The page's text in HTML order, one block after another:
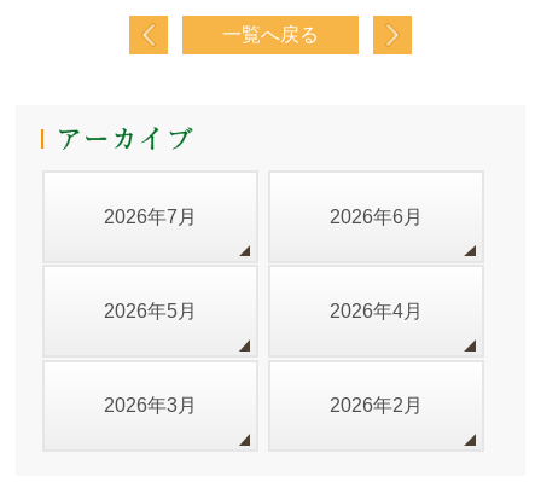
一覧へ戻る
2026年7月 2026年6月
2026年5月 2026年4月
2026年3月 2026年2月